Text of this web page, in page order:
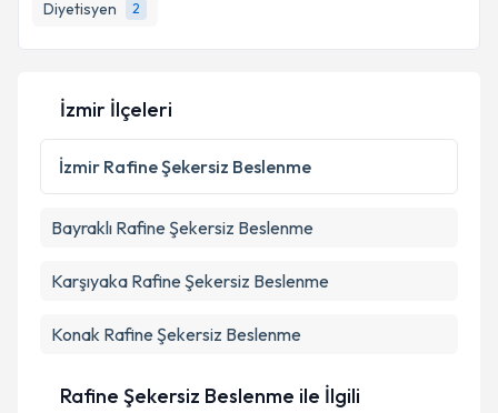
Diyetisyen
2
İzmir İlçeleri
İzmir Rafine Şekersiz Beslenme
Bayraklı Rafine Şekersiz Beslenme
Karşıyaka Rafine Şekersiz Beslenme
Konak Rafine Şekersiz Beslenme
Rafine Şekersiz Beslenme ile İlgili